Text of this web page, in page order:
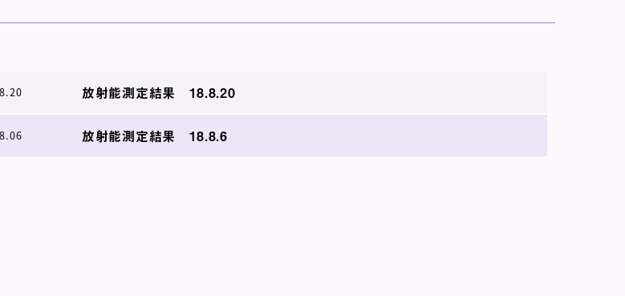
放射能測定結果 18.8.20
放射能測定結果 18.8.6